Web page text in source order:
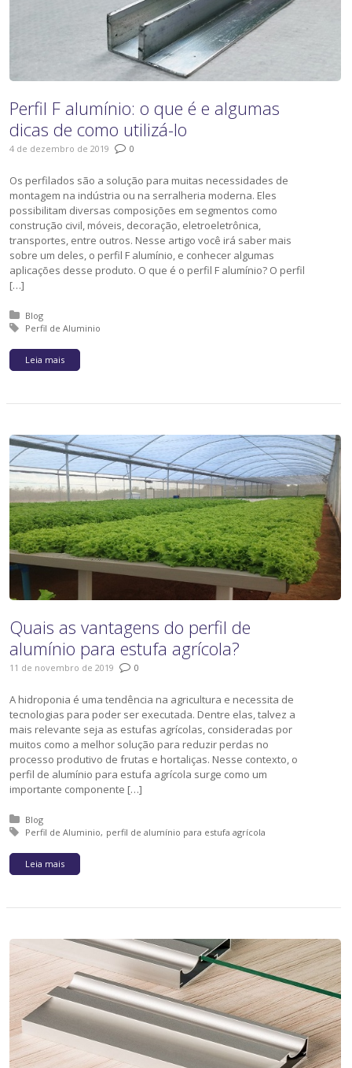
Perfil F alumínio: o que é e algumas
dicas de como utilizá-lo
4 de dezembro de 2019 0
Os perfilados são a solução para muitas necessidades de
montagem na indústria ou na serralheria moderna. Eles
possibilitam diversas composições em segmentos como
construção civil, móveis, decoração, eletroeletrônica,
transportes, entre outros. Nesse artigo você irá saber mais
sobre um deles, o perfil F alumínio, e conhecer algumas
aplicações desse produto. O que é o perfil F alumínio? O perfil
[…]
Posted in:
Blog
Tagged with:
Perfil de Aluminio
Leia mais
Quais as vantagens do perfil de
alumínio para estufa agrícola?
11 de novembro de 2019 0
A hidroponia é uma tendência na agricultura e necessita de
tecnologias para poder ser executada. Dentre elas, talvez a
mais relevante seja as estufas agrícolas, consideradas por
muitos como a melhor solução para reduzir perdas no
processo produtivo de frutas e hortaliças. Nesse contexto, o
perfil de alumínio para estufa agrícola surge como um
importante componente […]
Posted in:
Blog
Tagged with:
Perfil de Aluminio perfil de alumínio para estufa agrícola
Leia mais